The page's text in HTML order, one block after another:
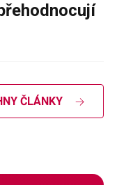
ČLÁNKY